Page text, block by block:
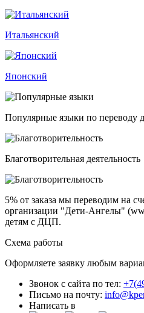
Итальянский
Японский
Популярные языки по переводу
Благотворительная деятельность
5% от заказа мы переводим на
организации "Дети-Ангелы"
детям с ДЦП.
Схема работы
Оформляете заявку любым
Звонок с сайта по тел:
Письмо на почту:
Написать в